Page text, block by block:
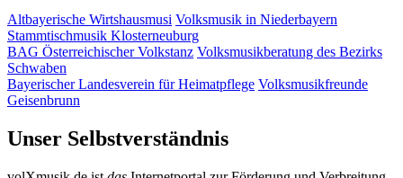
Altbayerische Wirtshausmusi Volksmusik in Niederbayern
Stammtischmusik Klosterneuburg
BAG Österreichischer Volkstanz Volksmusikberatung des Bezirks
Schwaben
Bayerischer Landesverein für Heimatpflege Volksmusikfreunde
Geisenbrunn
Unser Selbstverständnis